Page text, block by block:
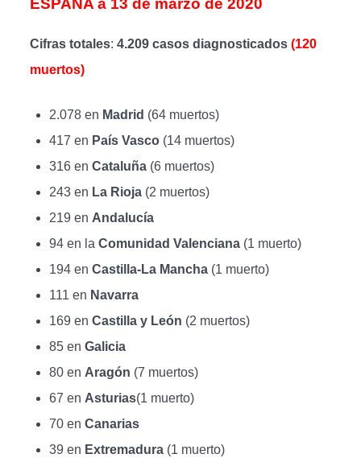
ESPAÑA a 13 de marzo de 2020
Cifras totales: 4.209 casos diagnosticados (120
muertos)
2.078 en Madrid (64 muertos)
417 en País Vasco (14 muertos)
316 en Cataluña (6 muertos)
243 en La Rioja (2 muertos)
219 en Andalucía
94 en la Comunidad Valenciana (1 muerto)
194 en Castilla-La Mancha (1 muerto)
111 en Navarra
169 en Castilla y León (2 muertos)
85 en Galicia
80 en Aragón (7 muertos)
67 en Asturias(1 muerto)
70 en Canarias
39 en Extremadura (1 muerto)